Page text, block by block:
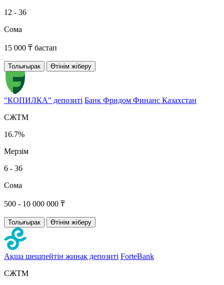
12 - 36
Сома
15 000 ₸ бастап
Толығырак Өтінім жіберу
"КОПИЛКА" депозиті Банк Фридом Финанс Казахстан
СЖТМ
16.7%
Мерзім
6 - 36
Сома
500 - 10 000 000 ₸
Толығырак Өтінім жіберу
Ақша шешпейтін жинақ депозиті ForteBank
СЖТМ